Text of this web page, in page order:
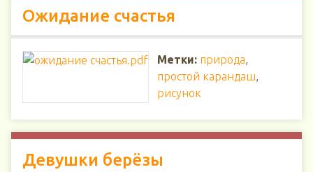
Ожидание счастья
Метки: природа,
простой карандаш,
рисунок
Девушки берёзы